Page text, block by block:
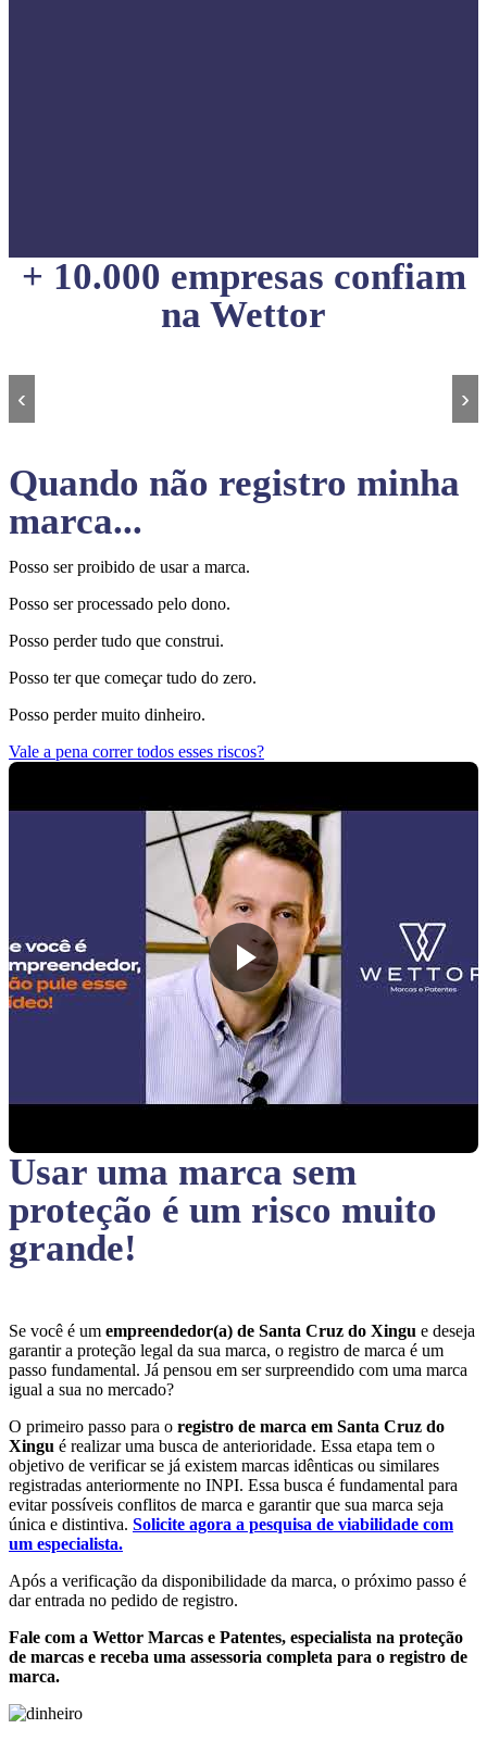
+ 10.000 empresas confiam
na Wettor
‹ ›
Quando não registro minha
marca...
Posso ser proibido de usar a marca.
Posso ser processado pelo dono.
Posso perder tudo que construi.
Posso ter que começar tudo do zero.
Posso perder muito dinheiro.
Vale a pena correr todos esses riscos?
Usar uma marca sem
proteção é um risco muito
grande!
Se você é um empreendedor(a) de Santa Cruz do Xingu e deseja
garantir a proteção legal da sua marca, o registro de marca é um
passo fundamental. Já pensou em ser surpreendido com uma marca
igual a sua no mercado?
O primeiro passo para o registro de marca em Santa Cruz do
Xingu é realizar uma busca de anterioridade. Essa etapa tem o
objetivo de verificar se já existem marcas idênticas ou similares
registradas anteriormente no INPI. Essa busca é fundamental para
evitar possíveis conflitos de marca e garantir que sua marca seja
única e distintiva. Solicite agora a pesquisa de viabilidade com
um especialista.
Após a verificação da disponibilidade da marca, o próximo passo é
dar entrada no pedido de registro.
Fale com a Wettor Marcas e Patentes, especialista na proteção
de marcas e receba uma assessoria completa para o registro de
marca.